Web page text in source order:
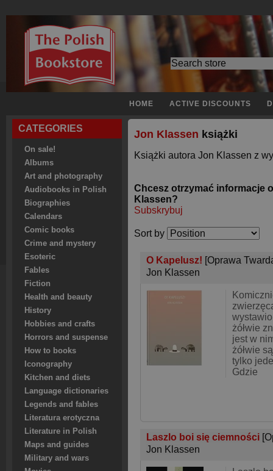
HOME ACTIVE DISCOUNTS
CATEGORIES
On sale!
Albums
Art and photography
Audiobooks in Polish
Biographies
Calendars
Comic books
Crime and mystery
Esoteric
Fables
Fiction
Health and beauty
History
Hobbies and crafts
Horrors and suspense
How to books
Iconography
Kitchen and diets
Language dictionaries
Legends and fables
Literatura erotyczna
Literature in Polish
Maps and guides
Military and wars
Jon Klassen książki
Książki autora Jon Klassen z
Chcesz otrzymać informacje
Klassen?
Subskrybuj
Sort by
O Kapelusz! [Oprawa
Jon Klassen
żółwie
jest w
żółwie
tylko
Gdzie
Laszlo boi się ciemności
Jon Klassen